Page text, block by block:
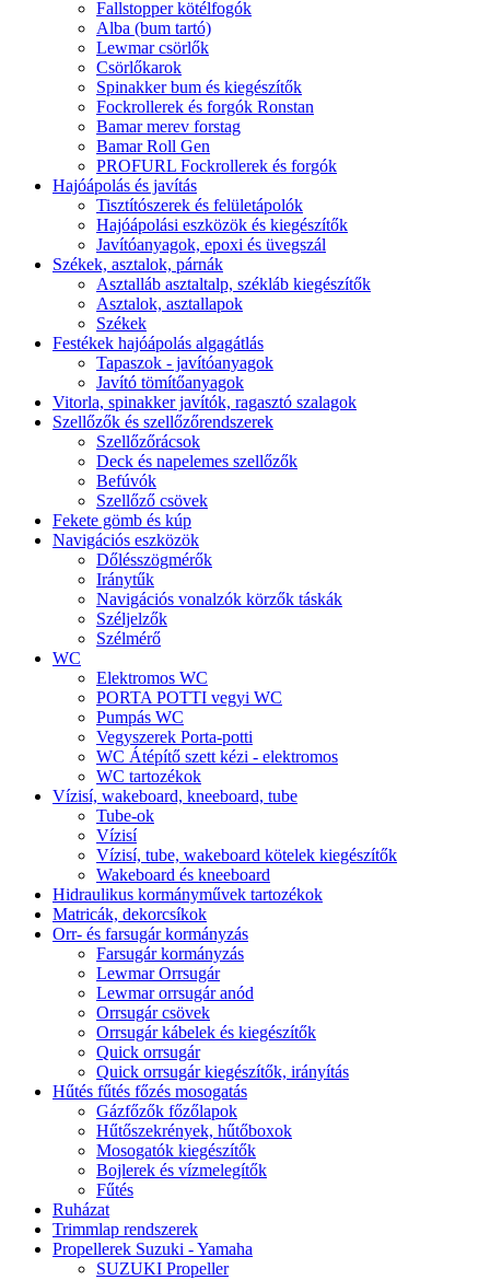
Fallstopper kötélfogók
Alba (bum tartó)
Lewmar csörlők
Csörlőkarok
Spinakker bum és kiegészítők
Fockrollerek és forgók Ronstan
Bamar merev forstag
Bamar Roll Gen
PROFURL Fockrollerek és forgók
Hajóápolás és javítás
Tisztítószerek és felületápolók
Hajóápolási eszközök és kiegészítők
Javítóanyagok, epoxi és üvegszál
Székek, asztalok, párnák
Asztalláb asztaltalp, székláb kiegészítők
Asztalok, asztallapok
Székek
Festékek hajóápolás algagátlás
Tapaszok - javítóanyagok
Javító tömítőanyagok
Vitorla, spinakker javítók, ragasztó szalagok
Szellőzők és szellőzőrendszerek
Szellőzőrácsok
Deck és napelemes szellőzők
Befúvók
Szellőző csövek
Fekete gömb és kúp
Navigációs eszközök
Dőlésszögmérők
Iránytűk
Navigációs vonalzók körzők táskák
Széljelzők
Szélmérő
WC
Elektromos WC
PORTA POTTI vegyi WC
Pumpás WC
Vegyszerek Porta-potti
WC Átépítő szett kézi - elektromos
WC tartozékok
Vízisí, wakeboard, kneeboard, tube
Tube-ok
Vízisí
Vízisí, tube, wakeboard kötelek kiegészítők
Wakeboard és kneeboard
Hidraulikus kormányművek tartozékok
Matricák, dekorcsíkok
Orr- és farsugár kormányzás
Farsugár kormányzás
Lewmar Orrsugár
Lewmar orrsugár anód
Orrsugár csövek
Orrsugár kábelek és kiegészítők
Quick orrsugár
Quick orrsugár kiegészítők, irányítás
Hűtés fűtés főzés mosogatás
Gázfőzők főzőlapok
Hűtőszekrények, hűtőboxok
Mosogatók kiegészítők
Bojlerek és vízmelegítők
Fűtés
Ruházat
Trimmlap rendszerek
Propellerek Suzuki - Yamaha
SUZUKI Propeller